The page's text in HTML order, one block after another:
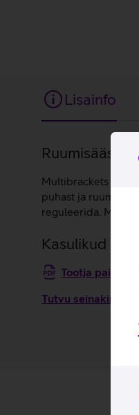
Lisainfo
Ruumisäästlik
Multibrackets
puhast ja
reguleerida.
Kasulikud
Tootja
Tutvu